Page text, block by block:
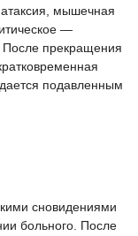
атаксия, мышечная
—
После прекращения
подавленным
сновидениями
больного. После